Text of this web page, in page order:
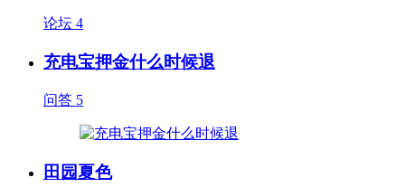
论坛 4
充电宝押金什么时候退
问答 5
田园夏色